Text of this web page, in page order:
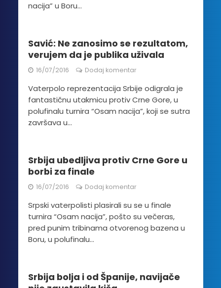
nacija” u Boru...
Savić: Ne zanosimo se rezultatom,
verujem da je publika uživala
16/07/2016 Dodaj komentar
Vaterpolo reprezentacija Srbije odigrala je
fantastičnu utakmicu protiv Crne Gore, u
polufinalu turnira “Osam nacija”, koji se sutra
završava u...
Srbija ubedljiva protiv Crne Gore u
borbi za finale
16/07/2016 Dodaj komentar
Srpski vaterpolisti plasirali su se u finale
turnira “Osam nacija”, pošto su večeras,
pred punim tribinama otvorenog bazena u
Boru, u polufinalu...
Srbija bolja i od Španije, navijače